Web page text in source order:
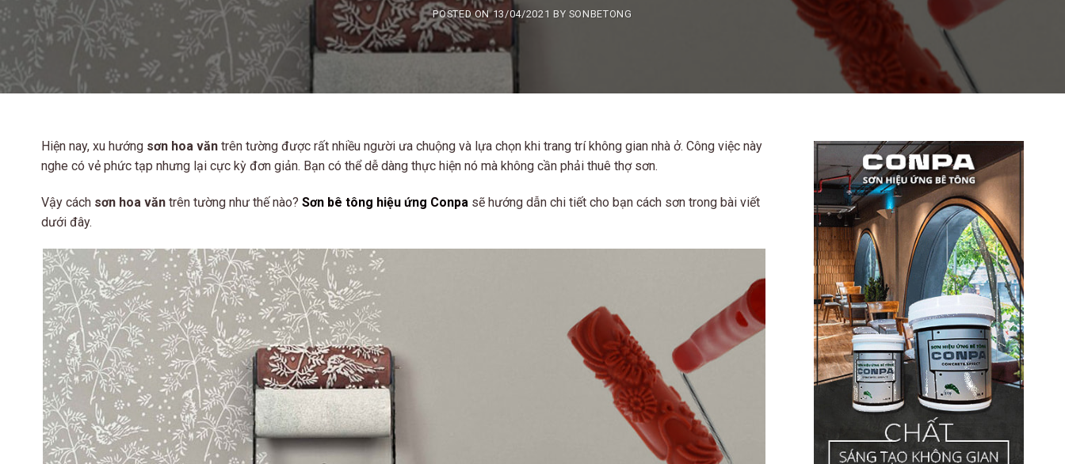
POSTED ON13/04/2021 BY SONBETONG
Hiện nay, xu hướng sơn hoa văn trên tường được rất nhiều người ưa chuộng và lựa chọn khi trang trí không gian nhà ở. Công việc này
nghe có vẻ phức tạp nhưng lại cực kỳ đơn giản. Bạn có thể dễ dàng thực hiện nó mà không cần phải thuê thợ sơn.
Vậy cách sơn hoa văn trên tường như thế nào? Sơn bê tông hiệu ứng Conpa sẽ hướng dẫn chi tiết cho bạn cách sơn trong bài viết
dưới đây.